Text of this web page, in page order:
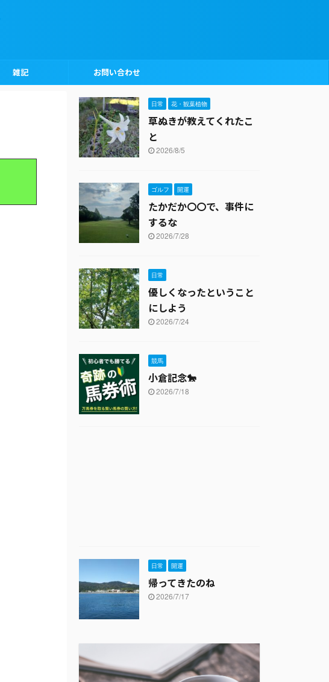
雑記 お問い合わせ
日常 花・観葉植物
草ぬきが教えてくれたこ
と
2026/8/5
ゴルフ 開運
たかだか〇〇で、事件に
するな
2026/7/28
日常
優しくなったということ
にしよう
2026/7/24
競馬
小倉記念🐎
2026/7/18
日常 開運
帰ってきたのね
2026/7/17